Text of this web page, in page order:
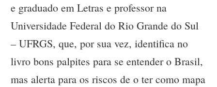
e graduado em Letras e professor na
Universidade Federal do Rio Grande do Sul
– UFRGS, que, por sua vez, identifica no
livro bons palpites para se entender o Brasil,
mas alerta para os riscos de o ter como mapa